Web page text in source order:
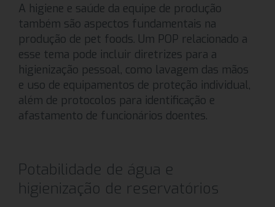
A higiene e saúde da equipe de produção
também são aspectos fundamentais na
produção de pet foods. Um POP relacionado a
esse tema pode incluir diretrizes para a
higienização pessoal, como lavagem das mãos
e uso de equipamentos de proteção individual,
além de protocolos para identificação e
afastamento de funcionários doentes.
Potabilidade de água e
higienização de reservatórios